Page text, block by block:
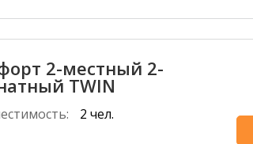
2-местный 2-
TWIN
2 чел.